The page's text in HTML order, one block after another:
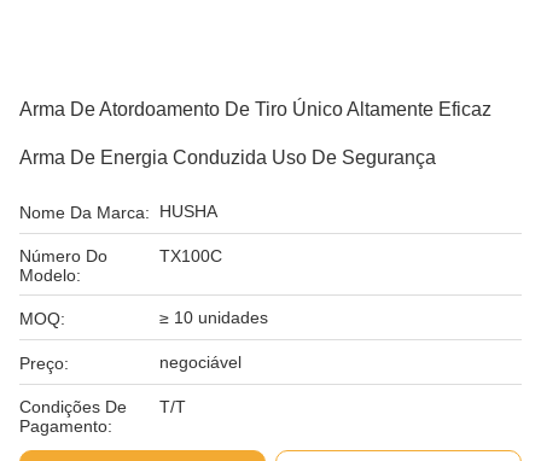
Arma De Atordoamento De Tiro Único Altamente Eficaz
Arma De Energia Conduzida Uso De Segurança
Nome Da Marca: HUSHA
Número Do
Modelo:
TX100C
MOQ: ≥ 10 unidades
Preço: negociável
Condições De
Pagamento:
T/T